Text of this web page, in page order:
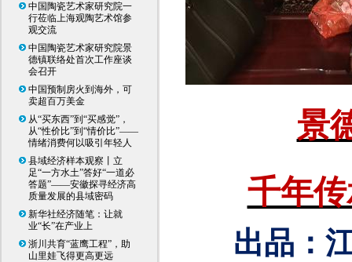
中国陶瓷艺术家研究院一
行莅临上海观陶艺术馆参
观交流
中国陶瓷艺术家研究院景
德镇联络处首次工作座谈
会召开
中国预制房火到海外，可
卖超百万美金
从“买东西”到“买感觉”，
从“性价比”到“情价比”——
情绪消费何以吸引年轻人
县域经济样本观察丨立
足“一方水土”答好“一道必
答题”——安徽探寻经济高
质量发展的县域密码
新华社经济随笔：让就
业“长”在产业上
浙川共育“蓝鹰工程”，助
山里娃飞得更高更远
景
千年
出品：